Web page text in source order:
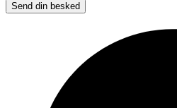
Send din besked